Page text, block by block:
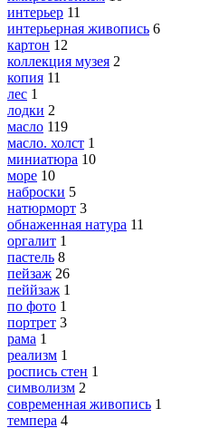
интерьер 11
интерьерная живопись 6
картон 12
коллекция музея 2
копия 11
лес 1
лодки 2
масло 119
масло. холст 1
миниатюра 10
море 10
наброски 5
натюрморт 3
обнаженная натура 11
оргалит 1
пастель 8
пейзаж 26
пеййзаж 1
по фото 1
портрет 3
рама 1
реализм 1
роспись стен 1
символизм 2
современная живопись 1
темпера 4